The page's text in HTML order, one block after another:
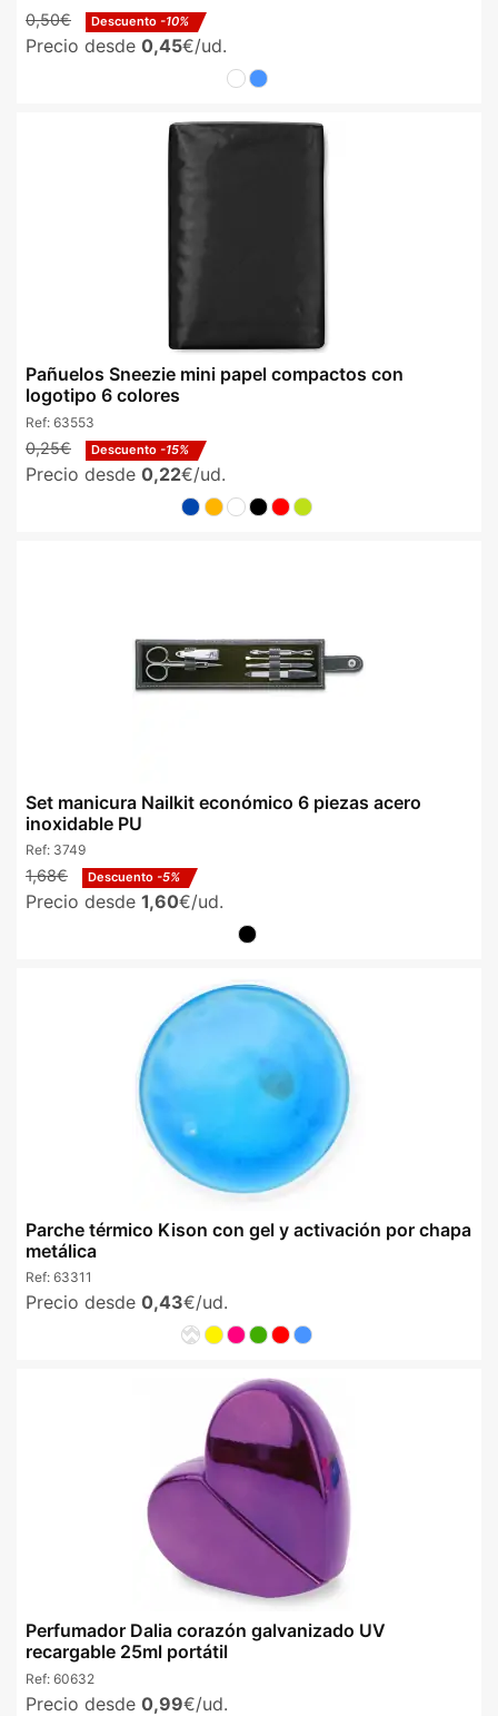
0,50€ Descuento -10%
Precio desde 0,45€/ud.
Pañuelos Sneezie mini papel compactos con
logotipo 6 colores
Ref: 63553
0,25€ Descuento -15%
Precio desde 0,22€/ud.
Set manicura Nailkit económico 6 piezas acero
inoxidable PU
Ref: 3749
1,68€ Descuento -5%
Precio desde 1,60€/ud.
Parche térmico Kison con gel y activación por chapa
metálica
Ref: 63311
Precio desde 0,43€/ud.
Perfumador Dalia corazón galvanizado UV
recargable 25ml portátil
Ref: 60632
Precio desde 0,99€/ud.